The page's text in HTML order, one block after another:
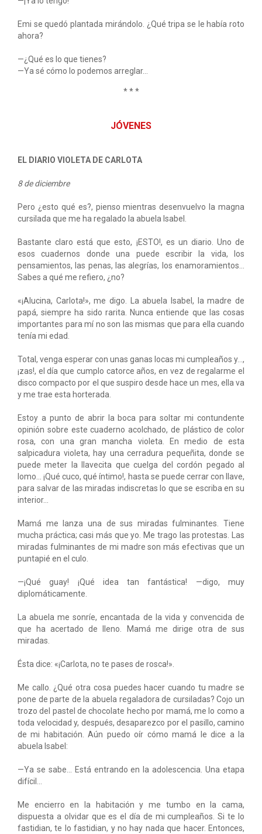
Emi se quedó plantada mirándolo. ¿Qué tripa se le había roto
ahora?
—¿Qué es lo que tienes?
—Ya sé cómo lo podemos arreglar...
* * *
JÓVENES
EL DIARIO VIOLETA DE CARLOTA
8 de diciembre
Pero ¿esto qué es?, pienso mientras desenvuelvo la magna
cursilada que me ha regalado la abuela Isabel.
Bastante claro está que esto, ¡ESTO!, es un diario. Uno de
esos cuadernos donde una puede escribir la vida, los
pensamientos, las penas, las alegrías, los enamoramientos...
Sabes a qué me refiero, ¿no?
«¡Alucina, Carlota!», me digo. La abuela Isabel, la madre de
papá, siempre ha sido rarita. Nunca entiende que las cosas
importantes para mí no son las mismas que para ella cuando
tenía mi edad.
Total, venga esperar con unas ganas locas mi cumpleaños y...,
¡zas!, el día que cumplo catorce años, en vez de regalarme el
disco compacto por el que suspiro desde hace un mes, ella va
y me trae esta horterada.
Estoy a punto de abrir la boca para soltar mi contundente
opinión sobre este cuaderno acolchado, de plástico de color
rosa, con una gran mancha violeta. En medio de esta
salpicadura violeta, hay una cerradura pequeñita, donde se
puede meter la llavecita que cuelga del cordón pegado al
lomo... ¡Qué cuco, qué íntimo!, hasta se puede cerrar con llave,
para salvar de las miradas indiscretas lo que se escriba en su
interior...
Mamá me lanza una de sus miradas fulminantes. Tiene
mucha práctica; casi más que yo. Me trago las protestas. Las
miradas fulminantes de mi madre son más efectivas que un
puntapié en el culo.
—¡Qué guay! ¡Qué idea tan fantástica! —digo, muy
diplomáticamente.
La abuela me sonríe, encantada de la vida y convencida de
que ha acertado de lleno. Mamá me dirige otra de sus
miradas.
Ésta dice: «¡Carlota, no te pases de rosca!».
Me callo. ¿Qué otra cosa puedes hacer cuando tu madre se
pone de parte de la abuela regaladora de cursiladas? Cojo un
trozo del pastel de chocolate hecho por mamá, me lo como a
toda velocidad y, después, desaparezco por el pasillo, camino
de mi habitación. Aún puedo oír cómo mamá le dice a la
abuela Isabel:
—Ya se sabe... Está entrando en la adolescencia. Una etapa
difícil...
Me encierro en la habitación y me tumbo en la cama,
dispuesta a olvidar que es el día de mi cumpleaños. Si te lo
fastidian, te lo fastidian, y no hay nada que hacer. Entonces,